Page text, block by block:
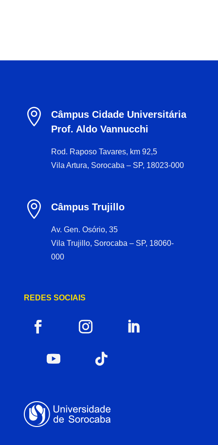

Câmpus Cidade Universitária
Prof. Aldo Vannucchi
Rod. Raposo Tavares, km 92,5
Vila Artura, Sorocaba – SP, 18023-000
 Câmpus Trujillo
Av. Gen. Osório, 35
Vila Trujillo, Sorocaba – SP, 18060-
000
REDES SOCIAIS